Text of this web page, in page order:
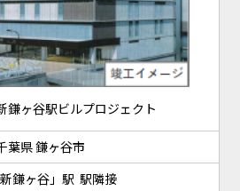
鎌ヶ谷駅ビルプロジェクト
葉県 鎌ヶ谷市
鎌ヶ谷」駅 駅隣接